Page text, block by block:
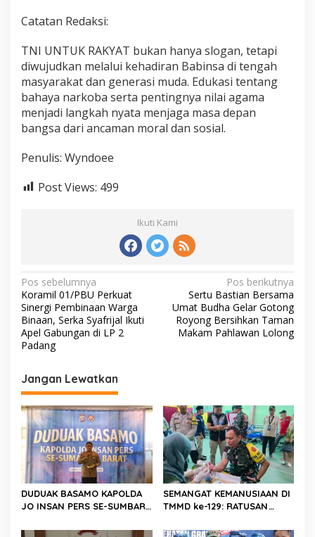
Catatan Redaksi:
TNI UNTUK RAKYAT bukan hanya slogan, tetapi
diwujudkan melalui kehadiran Babinsa di tengah
masyarakat dan generasi muda. Edukasi tentang
bahaya narkoba serta pentingnya nilai agama
menjadi langkah nyata menjaga masa depan
bangsa dari ancaman moral dan sosial.
Penulis: Wyndoee
Post Views: 499
Ikuti Kami
N
a
v
i
a
s
i
p
o
s
Pos sebelumnya
Koramil 01/PBU Perkuat
Sinergi Pembinaan Warga
Binaan, Serka Syafrijal Ikuti
Apel Gabungan di LP 2
Padang
Pos berikutnya
Sertu Bastian Bersama
Umat Budha Gelar Gotong
Royong Bersihkan Taman
Makam Pahlawan Lolong
Jangan Lewatkan
DUDUAK BASAMO KAPOLDA
JO INSAN PERS SE-SUMBAR,
Abadhy Dorong Kolaborasi
SEMANGAT KEMANUSIAAN DI
TMMD ke-129: RATUSAN
KEBUTUHAAN STOK DARAH